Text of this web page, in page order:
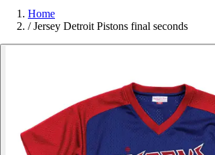
Home
/ Jersey Detroit Pistons final seconds